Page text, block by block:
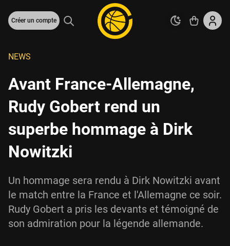
Créer un compte
NEWS
Avant France-Allemagne,
Rudy Gobert rend un
superbe hommage à Dirk
Nowitzki
Un hommage sera rendu à Dirk Nowitzki avant
le match entre la France et l'Allemagne ce soir.
Rudy Gobert a pris les devants et témoigné de
son admiration pour la légende allemande.